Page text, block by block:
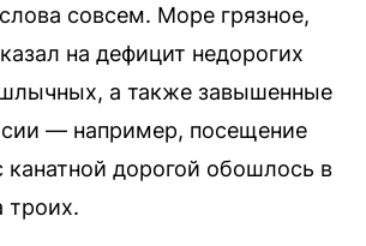
совсем. Море грязное,
на дефицит недорогих
а также завышенные
— например, посещение
канатной дорогой обошлось в
троих.